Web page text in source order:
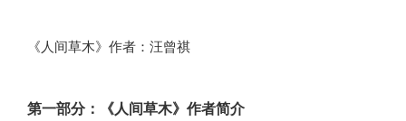
《人间草木》作者：汪曾祺
第一部分：《人间草木》作者简介